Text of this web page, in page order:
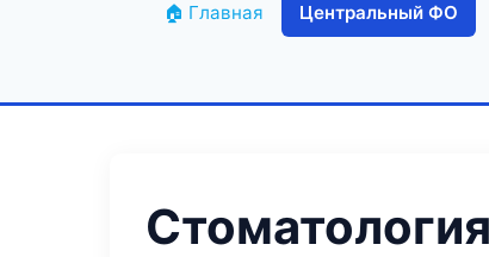
🏠 Главная Центральный ФО